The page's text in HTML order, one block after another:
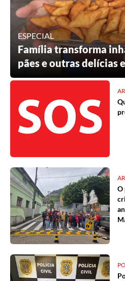
ESPECIAL
Família transforma
pães e outras delícias
O